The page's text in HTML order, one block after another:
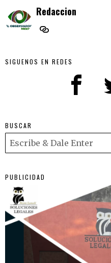
Redaccion
SIGUENOS EN REDES
BUSCAR
PUBLICIDAD